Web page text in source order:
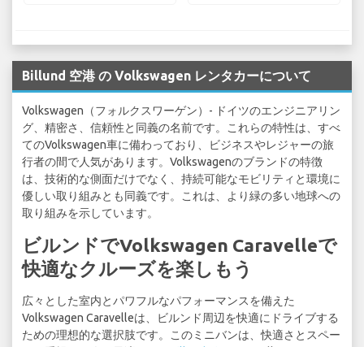
Billund 空港 の Volkswagen レンタカーについて
Volkswagen（フォルクスワーゲン）- ドイツのエンジニアリン
グ、精密さ、信頼性と同義の名前です。これらの特性は、すべ
てのVolkswagen車に備わっており、ビジネスやレジャーの旅
行者の間で人気があります。Volkswagenのブランドの特徴
は、技術的な側面だけでなく、持続可能なモビリティと環境に
優しい取り組みとも同義です。これは、より緑の多い地球への
取り組みを示しています。
ビルンドでVolkswagen Caravelleで
快適なクルーズを楽しもう
広々とした室内とパワフルなパフォーマンスを備えた
Volkswagen Caravelleは、ビルンド周辺を快適にドライブする
ための理想的な選択肢です。このミニバンは、快適さとスペー